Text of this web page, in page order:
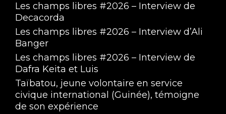
Les champs libres #2026 – Interview de
Decacorda
Les champs libres #2026 – Interview d’Ali
Banger
Les champs libres #2026 – Interview de
Dafra Keita et Luis
Taïbatou, jeune volontaire en service
civique international (Guinée), témoigne
de son expérience